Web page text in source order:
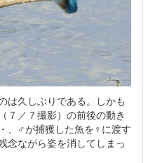
は久しぶりである。しかも
７／７撮影）の前後の動き
、♂が捕獲した魚を♀に渡す
念ながら姿を消してしまっ